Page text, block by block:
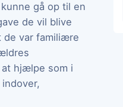
gå op til en
de vil blive
de var familiære
hjælpe som i